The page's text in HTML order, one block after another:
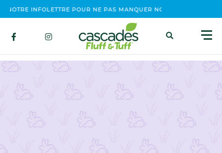
INFOLETTRE POUR NE PAS MANQUER NOS ÉVÉNEMENTS,